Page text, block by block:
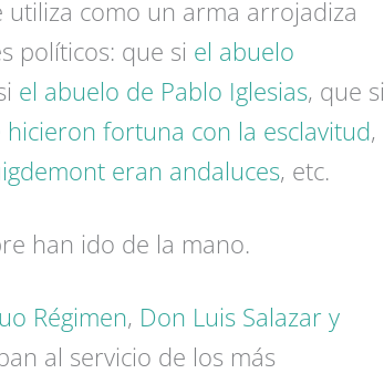
utiliza como un arma arrojadiza
políticos: que si el abuelo
el abuelo de Pablo Iglesias, que si
fortuna con la esclavitud,
eran andaluces, etc.
han ido de la mano.
Régimen, Don Luis Salazar y
al servicio de los más